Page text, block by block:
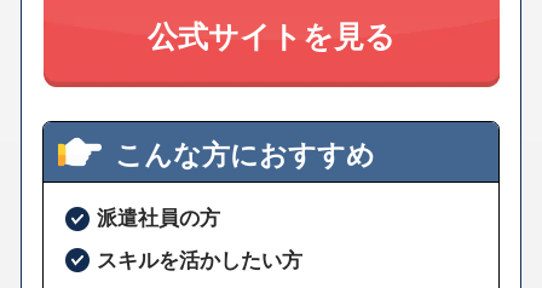
公式サイトを見る
こんな方におすすめ
派遣社員の方
スキルを活かしたい方